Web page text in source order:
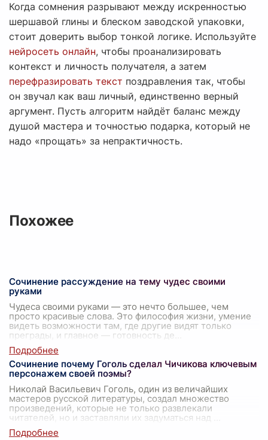
Когда сомнения разрывают между искренностью
шершавой глины и блеском заводской упаковки,
стоит доверить выбор тонкой логике. Используйте
нейросеть онлайн, чтобы проанализировать
контекст и личность получателя, а затем
перефразировать текст поздравления так, чтобы
он звучал как ваш личный, единственно верный
аргумент. Пусть алгоритм найдёт баланс между
душой мастера и точностью подарка, который не
надо «прощать» за непрактичность.
Похожее
Сочинение рассуждение на тему чудес своими
руками
Чудеса своими руками — это нечто большее, чем
просто красивые слова. Это философия жизни, умение
видеть возможности там, где другие видят только
преграды, и главное — готовность де
Сочинение почему Гоголь сделал Чичикова ключевым
персонажем своей поэмы?
Николай Васильевич Гоголь, один из величайших
мастеров русской литературы, создал множество
произведений, которые не только развлекали
читателей, но и заставляли их задуматься над